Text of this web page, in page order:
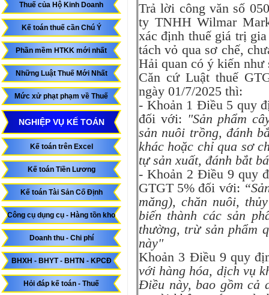
Thuế của Hộ Kinh Doanh
Kế toán thuế cần Chú Ý
Phần mềm HTKK mới nhất
Những Luật Thuế Mới Nhất
Mức xử phạt phạm về Thuế
NGHIỆP VỤ KẾ TOÁN
Kế toán trên Excel
Kế toán Tiền Lương
Kế toán Tài Sản Cố Định
Công cụ dụng cụ - Hàng tồn kho
Doanh thu - Chi phí
BHXH - BHYT - BHTN - KPCĐ
Hỏi đáp kế toán - Thuế
Trả lời công văn số
ty TNHH Wilmar
xác định thuế giá trị
tách vỏ qua sơ chế,
Hải quan có ý kiến như
Căn cứ Luật thuế
ngày 01/7/2025 thì:
- Khoản 1 Điều 5 quy
đối với: "Sản phẩm
sản nuôi trồng, đánh
khác hoặc chỉ qua sơ
tự sản xuất, đánh bắt
- Khoản 2 Điều 9 quy
GTGT 5% đối với:
măng), chăn nuôi,
biến thành các sản
thường, trừ sản phẩm
này"
Khoản 3 Điều 9 quy
với hàng hóa, dịch vụ
Điều này, bao gồm cả